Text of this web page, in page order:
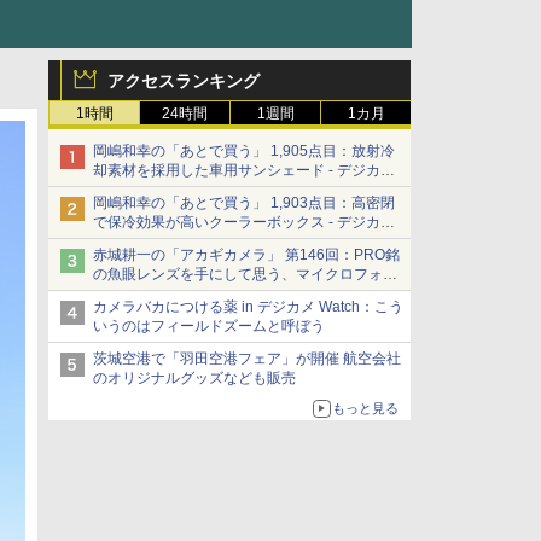
アクセスランキング
1時間 24時間 1週間 1カ月
岡嶋和幸の「あとで買う」 1,905点目：放射冷
却素材を採用した車用サンシェード - デジカメ
Watch
岡嶋和幸の「あとで買う」 1,903点目：高密閉
で保冷効果が高いクーラーボックス - デジカメ
Watch
赤城耕一の「アカギカメラ」 第146回：PRO銘
の魚眼レンズを手にして思う、マイクロフォー
サーズへの期待と可能性
カメラバカにつける薬 in デジカメ Watch：こう
いうのはフィールドズームと呼ぼう
茨城空港で「羽田空港フェア」が開催 航空会社
のオリジナルグッズなども販売
もっと見る